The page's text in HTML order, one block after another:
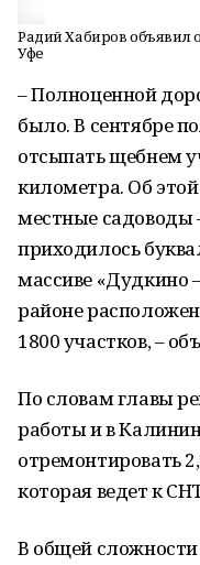
Радий Хабиров объявил
Уфе
– Полноценной
было. В сентябре
отсыпать щебнем
километра. Об
местные садоводы
приходилось
массиве «Дудкино
районе
1800 участков, –
По словам главы
работы и в
отремонтировать
которая ведет к
В общей